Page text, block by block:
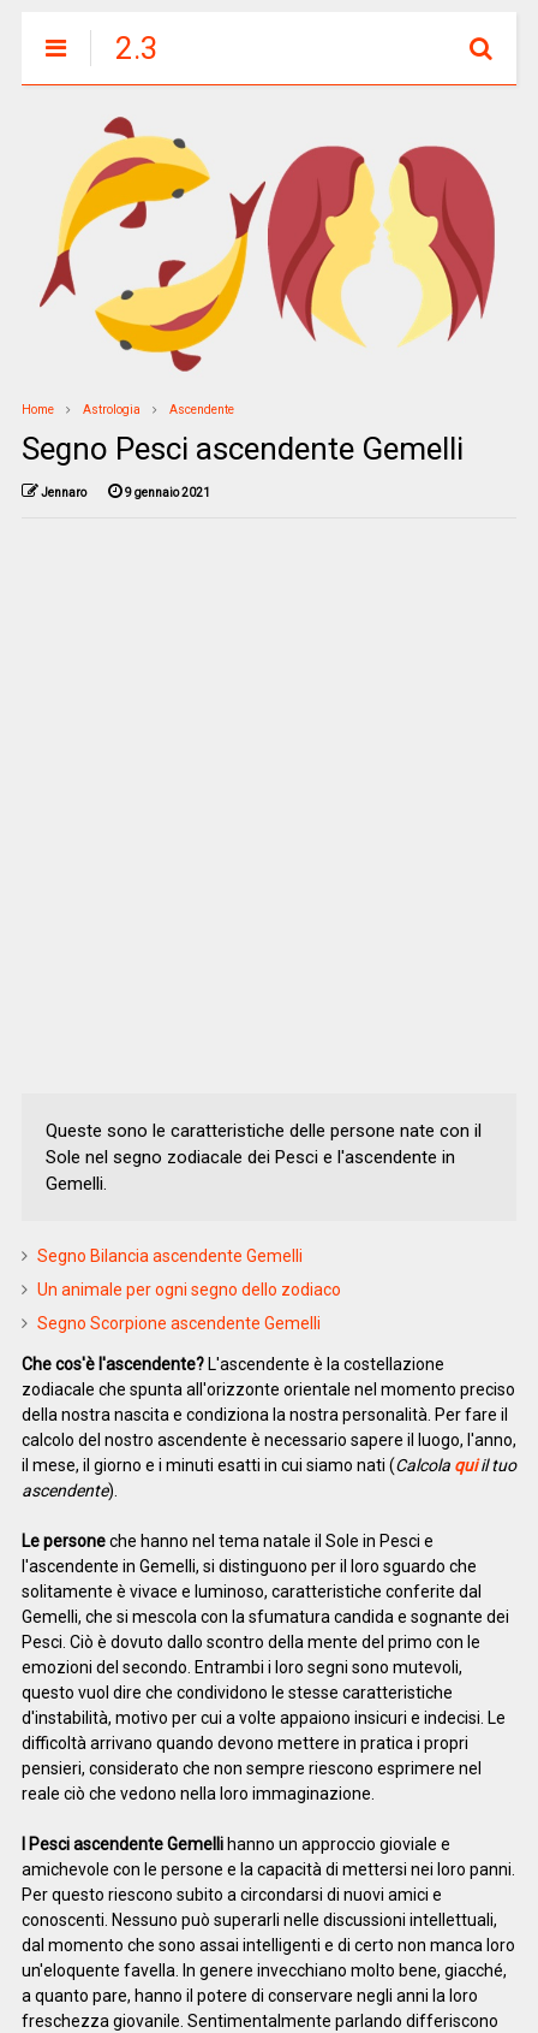
2.3
Home Astrologia Ascendente
Segno Pesci ascendente Gemelli
Jennaro 9 gennaio 2021
Queste sono le caratteristiche delle persone nate con il
Sole nel segno zodiacale dei Pesci e l'ascendente in
Gemelli.
Segno Bilancia ascendente Gemelli
Un animale per ogni segno dello zodiaco
Segno Scorpione ascendente Gemelli
Che cos'è l'ascendente?L'ascendente è la costellazione
zodiacale che spunta all'orizzonte orientale nel momento preciso
della nostra nascita e condiziona la nostra personalità. Per fare il
calcolo del nostro ascendente è necessario sapere il luogo, l'anno,
il mese, il giorno e i minuti esatti in cui siamo nati (Calcola quiil tuo
ascendente).
Le personeche hanno nel tema natale il Sole in Pesci e
l'ascendente in Gemelli, si distinguono per il loro sguardo che
solitamente è vivace e luminoso, caratteristiche conferite dal
Gemelli, che si mescola con la sfumatura candida e sognante dei
Pesci. Ciò è dovuto dallo scontro della mente del primo con le
emozioni del secondo. Entrambi i loro segni sono mutevoli,
questo vuol dire che condividono le stesse caratteristiche
d'instabilità, motivo per cui a volte appaiono insicuri e indecisi. Le
difficoltà arrivano quando devono mettere in pratica i propri
pensieri, considerato che non sempre riescono esprimere nel
reale ciò che vedono nella loro immaginazione.
I Pesci ascendente Gemellihanno un approccio gioviale e
amichevole con le persone e la capacità di mettersi nei loro panni.
Per questo riescono subito a circondarsi di nuovi amici e
conoscenti. Nessuno può superarli nelle discussioni intellettuali,
dal momento che sono assai intelligenti e di certo non manca loro
un'eloquente favella. In genere invecchiano molto bene, giacché,
a quanto pare, hanno il potere di conservare negli anni la loro
freschezza giovanile. Sentimentalmente parlando differiscono